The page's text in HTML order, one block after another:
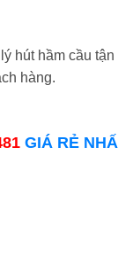
hút hầm cầu tận
hàng.
GIÁ RẺ